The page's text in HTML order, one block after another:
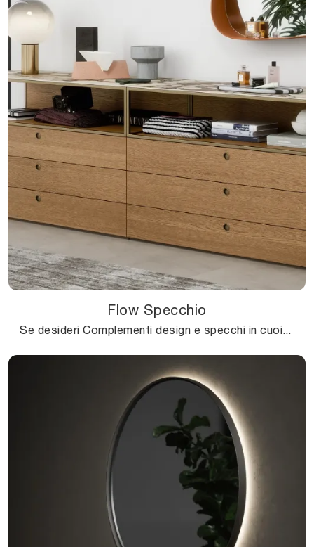
Flow Specchio
Se desideri Complementi design e specchi in cuoio scopri di più sul modello Flow Specchio dell'azienda Novamobili.